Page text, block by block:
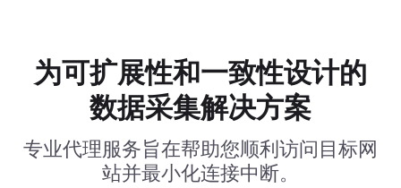
为可扩展性和一致性设计的
数据采集解决方案
专业代理服务旨在帮助您顺利访问目标网
站并最小化连接中断。